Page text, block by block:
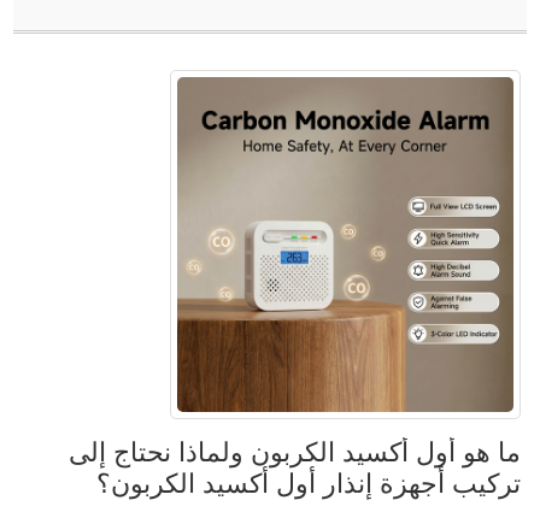
ما هو أول أكسيد الكربون ولماذا نحتاج إلى
تركيب أجهزة إنذار أول أكسيد الكربون؟